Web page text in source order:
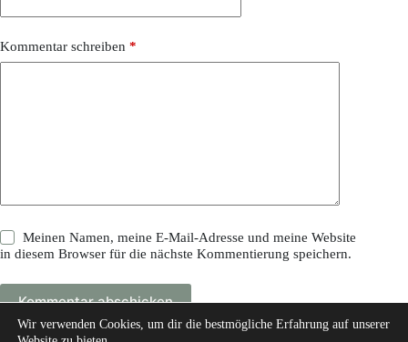
Kommentar schreiben *
Meinen Namen, meine E-Mail-Adresse und meine Website
in diesem Browser für die nächste Kommentierung speichern.
Kommentar abschicken
Wir verwenden Cookies, um dir die bestmögliche Erfahrung auf unserer